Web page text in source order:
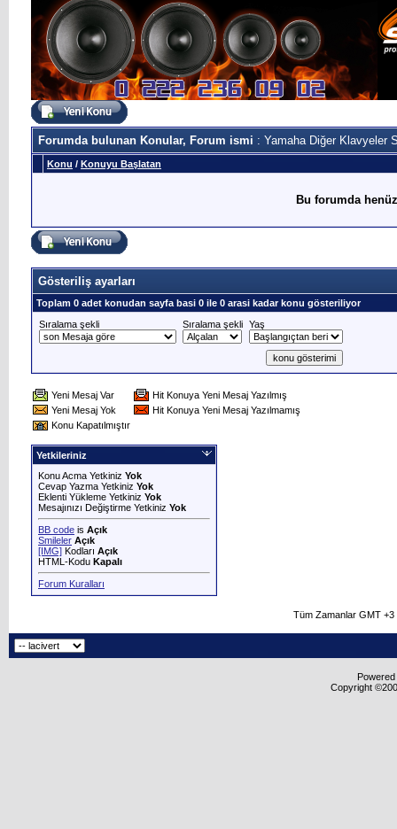
Forumda bulunan Konular, Forum ismi : Yamaha Diğer Klavyeler
Konu / Konuyu Başlatan
Bu forumda
Gösteriliş ayarları
Toplam 0 adet konudan sayfa basi 0 ile 0 arasi kadar konu gösteriliyor
Sıralama şekli
Sıralama şekli Yaş
Yeni Mesaj Var
Hit Konuya Yeni Mesaj Yazılmış
Yeni Mesaj Yok
Hit Konuya Yeni Mesaj Yazılmamış
Konu Kapatılmıştır
Yetkileriniz
Konu Acma Yetkiniz Yok
Cevap Yazma Yetkiniz Yok
Eklenti Yükleme Yetkiniz Yok
Mesajınızı Değiştirme Yetkiniz Yok
BB code is Açık
Smileler Açık
[IMG] Kodları Açık
HTML-Kodu Kapalı
Forum Kuralları
Tüm Zamanlar GMT
Copyright